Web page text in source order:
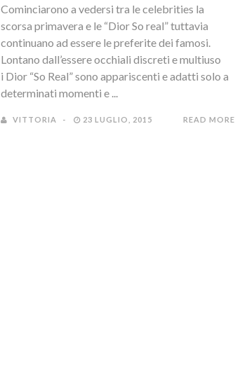
Cominciarono a vedersi tra le celebrities la
scorsa primavera e le “Dior So real” tuttavia
continuano ad essere le preferite dei famosi.
Lontano dall’essere occhiali discreti e multiuso
i Dior “So Real” sono appariscenti e adatti solo a
determinati momenti e ...
VITTORIA 23 LUGLIO, 2015 READ MORE